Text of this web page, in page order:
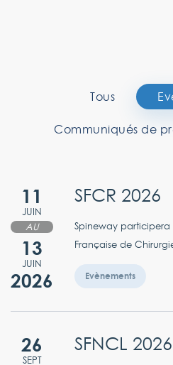
Tous
Communiqués de
11
JUIN
AU
13
JUIN
2026
SFCR 2026
Spineway
Française de
Evènements
26
SEPT
SFNCL 2026